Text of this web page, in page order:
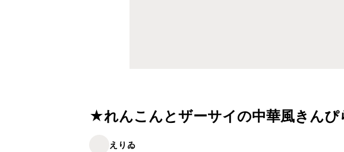
★れんこんとザーサイの中華風きん
えりゐ